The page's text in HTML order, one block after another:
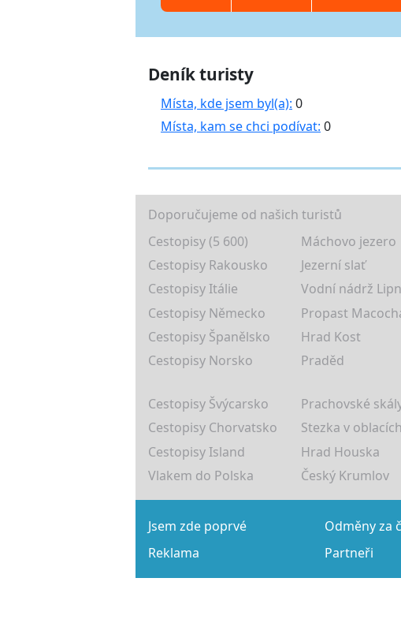
Deník turisty
Místa, kde jsem byl(a): 0
Místa, kam se chci podívat: 0
Doporučujeme od našich turistů
Cestopisy (5 600)
Máchovo jezero
Cestopisy Rakousko
Jezerní slať
Cestopisy Itálie
Vodní nádrž
Cestopisy Německo
Propast
Cestopisy Španělsko
Hrad Kost
Cestopisy Norsko
Praděd
Cestopisy Švýcarsko Prachovské
Cestopisy Chorvatsko
Stezka v oblacích
Cestopisy Island
Hrad Houska
Vlakem do Polska
Český Krumlov
Jsem zde poprvé Odměny za
Reklama
Partneři